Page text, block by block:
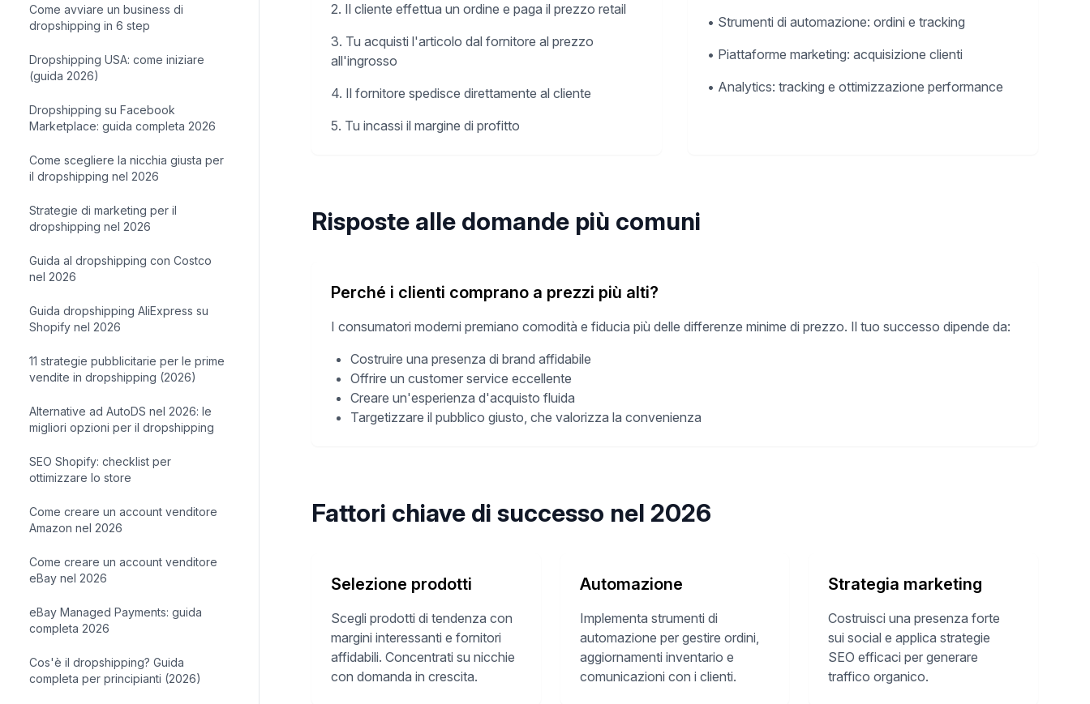
Come avviare un business di
dropshipping in 6 step
Dropshipping USA: come iniziare
(guida 2026)
Dropshipping su Facebook
Marketplace: guida completa 2026
Come scegliere la nicchia giusta per
il dropshipping nel 2026
Strategie di marketing per il
dropshipping nel 2026
Guida al dropshipping con Costco
nel 2026
Guida dropshipping AliExpress su
Shopify nel 2026
11 strategie pubblicitarie per le prime
vendite in dropshipping (2026)
Alternative ad AutoDS nel 2026: le
migliori opzioni per il dropshipping
SEO Shopify: checklist per
ottimizzare lo store
Come creare un account venditore
Amazon nel 2026
Come creare un account venditore
eBay nel 2026
eBay Managed Payments: guida
completa 2026
Cos'è il dropshipping? Guida
completa per principianti (2026)
2. Il cliente effettua un ordine e paga il prezzo retail
3. Tu acquisti l'articolo dal fornitore al prezzo
all'ingrosso
4. Il fornitore spedisce direttamente al cliente
5. Tu incassi il margine di profitto
• Strumenti di automazione: ordini e tracking
• Piattaforme marketing: acquisizione clienti
• Analytics: tracking e ottimizzazione performance
Risposte alle domande più comuni
Perché i clienti comprano a prezzi più alti?
I consumatori moderni premiano comodità e fiducia più delle differenze minime di prezzo. Il tuo successo dipende da:
Costruire una presenza di brand affidabile
Offrire un customer service eccellente
Creare un'esperienza d'acquisto fluida
Targetizzare il pubblico giusto, che valorizza la convenienza
Fattori chiave di successo nel 2026
Selezione prodotti
Scegli prodotti di tendenza con
margini interessanti e fornitori
affidabili. Concentrati su nicchie
con domanda in crescita.
Automazione
Implementa strumenti di
automazione per gestire ordini,
aggiornamenti inventario e
comunicazioni con i clienti.
Strategia marketing
Costruisci una presenza forte
sui social e applica strategie
SEO efficaci per generare
traffico organico.